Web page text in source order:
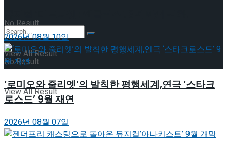
No Result
View All Result
No Result
View All Result
2026년 08월 10일
‘로미오와 줄리엣’의 발칙한 평행세계,연극 ‘스타크
로스드’ 9월 재연
2026년 08월 07일